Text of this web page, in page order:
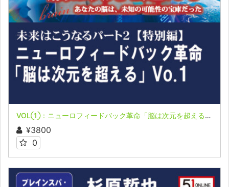
VOL①：ニューロフィードバック革命「脳は次元を超える」＆ブレインスパ・セッション 鈴木るみ氏
¥3800
0